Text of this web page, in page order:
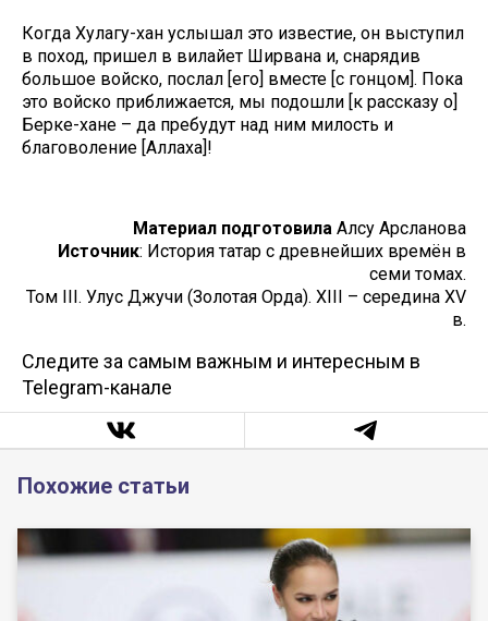
Когда Хулагу-хан услышал это известие, он выступил
в поход, пришел в вилайет Ширвана и, снарядив
большое войско, послал [его] вместе [с гонцом]. Пока
это войско приближается, мы подошли [к рассказу о]
Берке-хане – да пребудут над ним милость и
благоволение [Аллаха]!
Материал подготовила Алсу Арсланова
Источник: История татар с древнейших времён в
семи томах.
Том III. Улус Джучи (Золотая Орда). XIII – середина XV
в.
Следите за самым важным и интересным в
Telegram-канале
Похожие статьи